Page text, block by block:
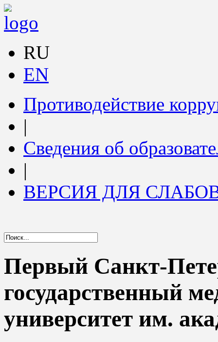
RU
EN
Противодействие
|
Сведения об
|
ВЕРСИЯ ДЛЯ
Первый Санкт-
государственный
университет им.